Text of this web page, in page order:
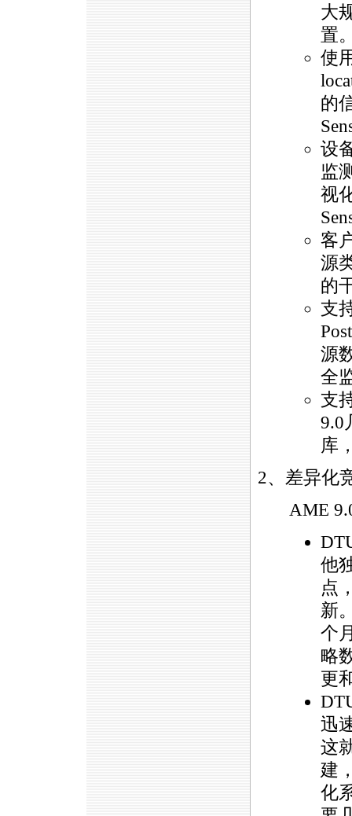
大
置
使
的
设
监
视
客
源
的
支
源
全
支
9.0
库
2、差异化
AME
他
点
新
个
略
更
迅
这
建
化